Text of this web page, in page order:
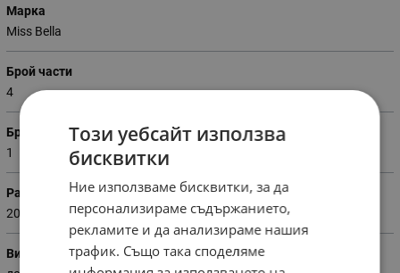
Марка
Miss Bella
Брой части
4
Брой пликове
1
Размери на плика (Ш х В)
200 х 220 см
Вид на чаршафа
Този уебсайт използва
бисквитки
Ние използваме бисквитки, за да
персонализираме съдържанието,
рекламите и да анализираме нашия
трафик. Също така споделяме